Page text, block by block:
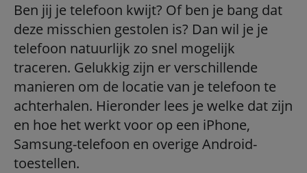
Ben jij je telefoon kwijt? Of ben je bang dat
deze misschien gestolen is? Dan wil je je
telefoon natuurlijk zo snel mogelijk
traceren. Gelukkig zijn er verschillende
manieren om de locatie van je telefoon te
achterhalen. Hieronder lees je welke dat zijn
en hoe het werkt voor op een iPhone,
Samsung-telefoon en overige Android-
toestellen.